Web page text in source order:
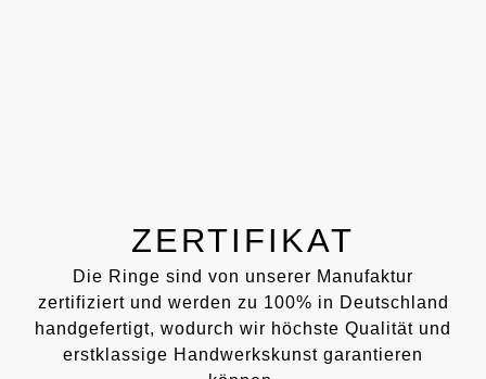
ZERTIFIKAT
Die Ringe sind von unserer Manufaktur
zertifiziert und werden zu 100% in Deutschland
handgefertigt, wodurch wir höchste Qualität und
erstklassige Handwerkskunst garantieren